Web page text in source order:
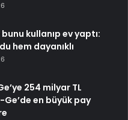
kullanıp ev yaptı:
hem dayanıklı
254 milyar TL
Ge’de en büyük pay